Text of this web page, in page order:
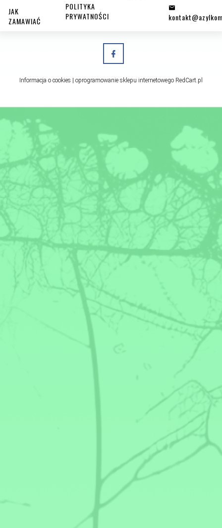
JAK
ZAMAWIAĆ
POLITYKA
PRYWATNOŚCI
Informacja o cookies | oprogramowanie sklepu internetowego RedCart.pl